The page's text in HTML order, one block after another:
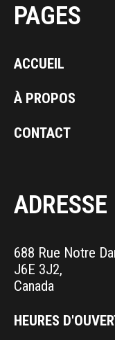
PAGES
ACCUEIL
À PROPOS
CONTACT
ADRESSE
688 Rue Notre
J6E 3J2,
Canada
HEURES